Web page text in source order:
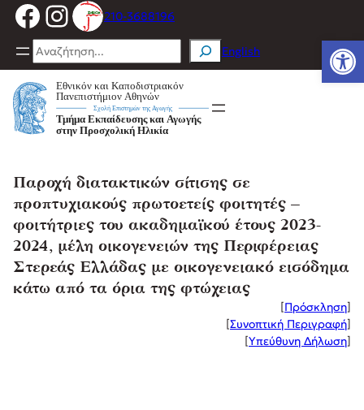
Μετάβαση
στο
περιεχόμενο
Facebook
Instagram
210-3688196
Search English
Παροχή διατακτικών σίτισης σε
προπτυχιακούς πρωτοετείς φοιτητές –
φοιτήτριες του ακαδημαϊκού έτους 2023-
2024, μέλη οικογενειών της Περιφέρειας
Στερεάς Ελλάδας με οικογενειακό εισόδημα
κάτω από τα όρια της φτώχειας
[Πρόσκληση]
[Συνοπτική Περιγραφή]
[Υπεύθυνη Δήλωση]